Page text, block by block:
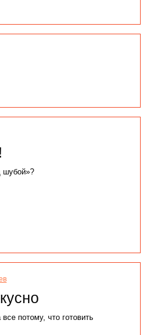
шубой»?
потому, что готовить